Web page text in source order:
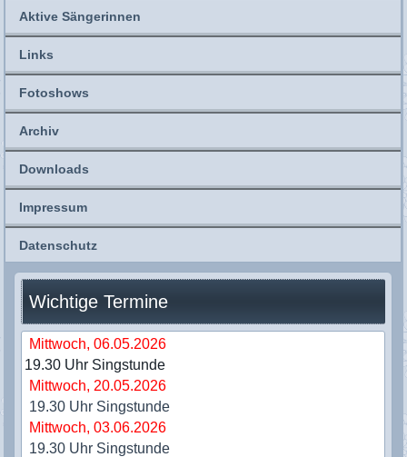
Aktive Sängerinnen
Links
Fotoshows
Archiv
Downloads
Impressum
Datenschutz
Wichtige Termine
Mittwoch, 06.05.2026
19.30 Uhr Singstunde
Mittwoch, 20.05.2026
19.30 Uhr Singstunde
Mittwoch, 03.06.2026
19.30 Uhr Singstunde